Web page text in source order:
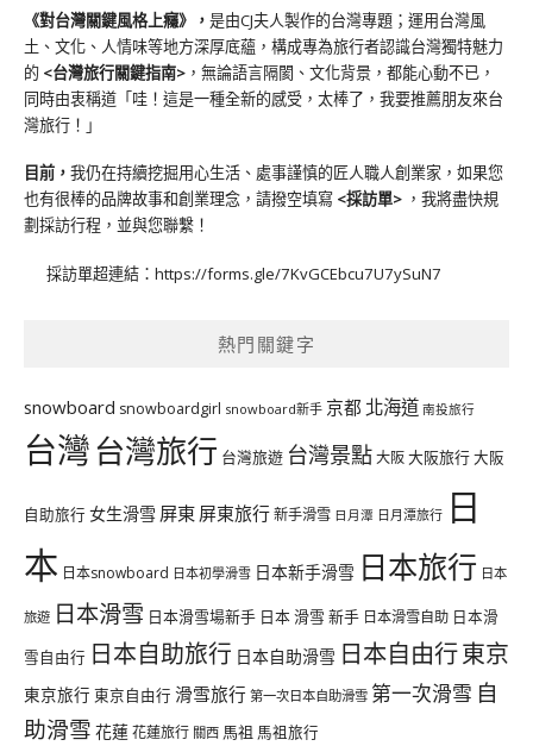
《對台灣關鍵風格上癮》 ， 是由CJ夫人製作的台灣專題；運用台灣風
土、文化、人情味等地方深厚底蘊，構成專為旅行者認識台灣獨特魅力
的 <台灣旅行關鍵指南> ，無論語言隔閡、文化背景，都能心動不已，
同時由衷稱道「哇！這是一種全新的感受，太棒了，我要推薦朋友來台
灣旅行！」
目前， 我仍在持續挖掘用心生活、處事謹慎的匠人職人創業家，如果您
也有很棒的品牌故事和創業理念，請撥空填寫 <採訪單> ，我將盡快規
劃採訪行程，並與您聯繫！
採訪單超連結： https://forms.gle/7KvGCEbcu7U7ySuN7
熱門關鍵字
snowboard snowboardgirl snowboard新手 京都 北海道 南投旅行
台灣台灣旅行 台灣旅遊 台灣景點大阪大阪旅行大阪
自助旅行 女生滑雪 屏東 屏東旅行新手滑雪 日月潭 日月潭旅行 日
本 日本snowboard 日本初學滑雪 日本新手滑雪 日本旅行 日本
旅遊 日本滑雪 日本滑雪場新手 日本 滑雪 新手 日本滑雪自助 日本滑
雪自由行 日本自助旅行 日本自助滑雪 日本自由行東京
東京旅行 東京自由行 滑雪旅行 第一次日本自助滑雪 第一次滑雪 自
助滑雪 花蓮花蓮旅行 關西 馬祖 馬祖旅行